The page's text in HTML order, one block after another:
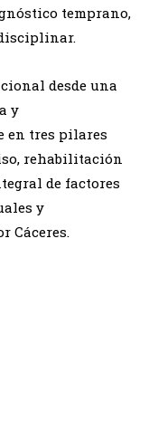
temprano,
desde una
y
en tres pilares
rehabilitación
de factores
y
Cáceres.